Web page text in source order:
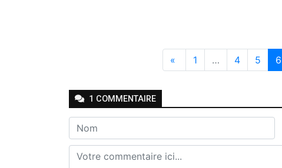
« 1 … 4 5 6
1 COMMENTAIRE